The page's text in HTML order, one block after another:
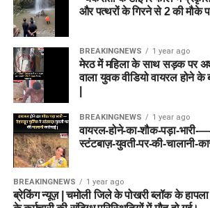
और पत्थरों के गिरने से 2 की मौके
BREAKINGNEWS 1 year ago
मेरठ में महिला के साथ सड़क पर
वाला युवक वीडियो वायरल होने के
BREAKINGNEWS 1 year ago
वायरल-होने-का-शौक-पड़ा-भारी-
स्टंटबाज़-युवती-पर-की-चालानी-
BREAKINGNEWS 1 year ago
ब्रेकिंग न्यूज़ | चमोली जिले के पोखरी ब्लॉक के हापला